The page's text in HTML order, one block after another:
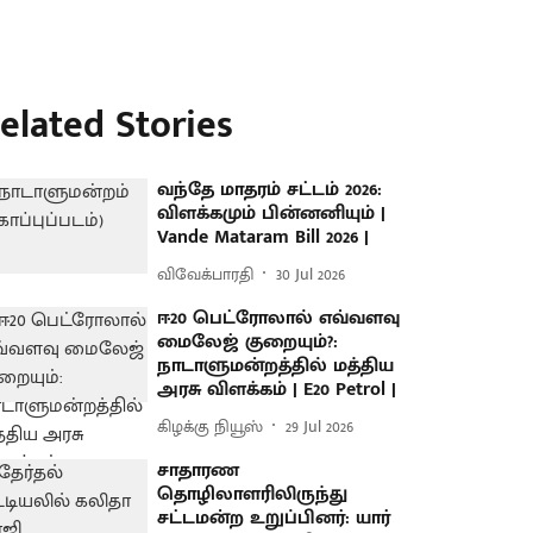
Stories
வந்தே மாதரம் சட்டம் 2026:
விளக்கமும் பின்னனியும் |
Vande Mataram Bill 2026 |
விவேக்பாரதி 30 Jul 2026
ஈ20 பெட்ரோலால் எவ்வளவு
மைலேஜ் குறையும்?:
நாடாளுமன்றத்தில் மத்திய
அரசு விளக்கம் | E20 Petrol |
கிழக்கு நியூஸ் 29 Jul 2026
சாதாரண
தொழிலாளரிலிருந்து
சட்டமன்ற உறுப்பினர்: யார்